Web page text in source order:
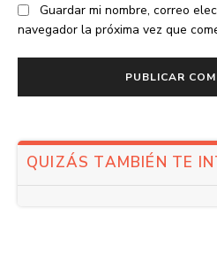
Guardar mi nombre, correo
navegador la próxima vez que
QUIZÁS TAMBIÉN TE